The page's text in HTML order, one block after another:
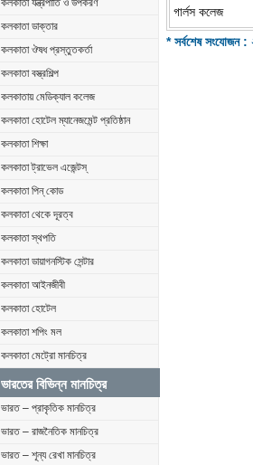
কলকাতা যন্ত্রপাতি ও উপকরণ
কলকাতা ডাক্তার
কলকাতা ঔষধ প্রস্তুতকর্তা
কলকাতা বস্ত্রশিল্প
কলকাতায় মেডিক্যাল কলেজ
কলকাতা হোটেল ম্যানেজমেন্ট প্রতিষ্ঠান
কলকাতা শিক্ষা
কলকাতা ট্রাভেল এজেন্টস্
কলকাতা পিন্ কোড
কলকাতা থেকে দূরত্ব
কলকাতা স্থপতি
কলকাতা ডায়াগনস্টিক সেন্টার
কলকাতা আইনজীবী
কলকাতা হোটেল
কলকাতা শপিং মল
কলকাতা মেট্রো মানচিত্র
ভারতের বিভিন্ন মানচিত্র
ভারত – প্রাকৃতিক মানচিত্র
ভারত – রাজনৈতিক মানচিত্র
ভারত – শূন্য রেখা মানচিত্র
গার্লস কলেজ
* সর্বশেষ সংযোজন